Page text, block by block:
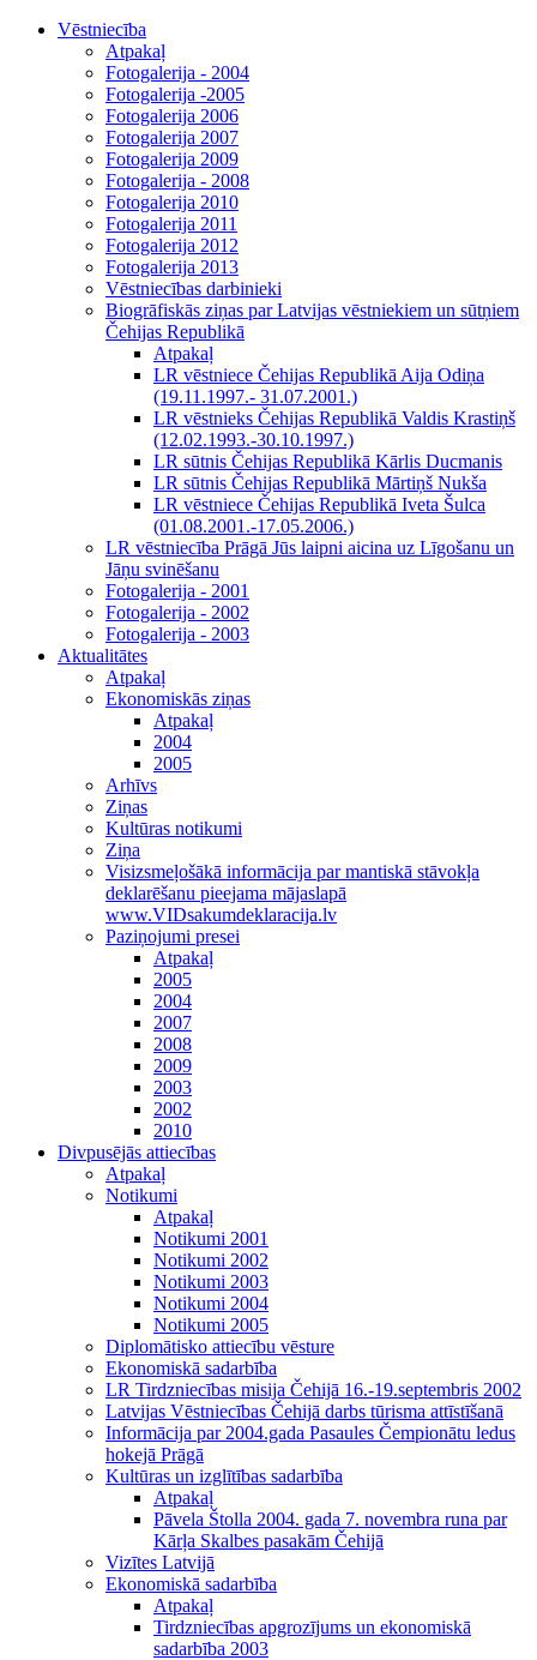
Vēstniecība
Atpakaļ
Fotogalerija - 2004
Fotogalerija -2005
Fotogalerija 2006
Fotogalerija 2007
Fotogalerija 2009
Fotogalerija - 2008
Fotogalerija 2010
Fotogalerija 2011
Fotogalerija 2012
Fotogalerija 2013
Vēstniecības darbinieki
Biogrāfiskās ziņas par Latvijas vēstniekiem un sūtņiem
Čehijas Republikā
Atpakaļ
LR vēstniece Čehijas Republikā Aija Odiņa
(19.11.1997.- 31.07.2001.)
LR vēstnieks Čehijas Republikā Valdis Krastiņš
(12.02.1993.-30.10.1997.)
LR sūtnis Čehijas Republikā Kārlis Ducmanis
LR sūtnis Čehijas Republikā Mārtiņš Nukša
LR vēstniece Čehijas Republikā Iveta Šulca
(01.08.2001.-17.05.2006.)
LR vēstniecība Prāgā Jūs laipni aicina uz Līgošanu un
Jāņu svinēšanu
Fotogalerija - 2001
Fotogalerija - 2002
Fotogalerija - 2003
Aktualitātes
Atpakaļ
Ekonomiskās ziņas
Atpakaļ
2004
2005
Arhīvs
Ziņas
Kultūras notikumi
Ziņa
Visizsmeļošākā informācija par mantiskā stāvokļa
deklarēšanu pieejama mājaslapā
www.VIDsakumdeklaracija.lv
Paziņojumi presei
Atpakaļ
2005
2004
2007
2008
2009
2003
2002
2010
Divpusējās attiecības
Atpakaļ
Notikumi
Atpakaļ
Notikumi 2001
Notikumi 2002
Notikumi 2003
Notikumi 2004
Notikumi 2005
Diplomātisko attiecību vēsture
Ekonomiskā sadarbība
LR Tirdzniecības misija Čehijā 16.-19.septembris 2002
Latvijas Vēstniecības Čehijā darbs tūrisma attīstīšanā
Informācija par 2004.gada Pasaules Čempionātu ledus
hokejā Prāgā
Kultūras un izglītības sadarbība
Atpakaļ
Pāvela Štolla 2004. gada 7. novembra runa par
Kārļa Skalbes pasakām Čehijā
Vizītes Latvijā
Ekonomiskā sadarbība
Atpakaļ
Tirdzniecības apgrozījums un ekonomiskā
sadarbība 2003